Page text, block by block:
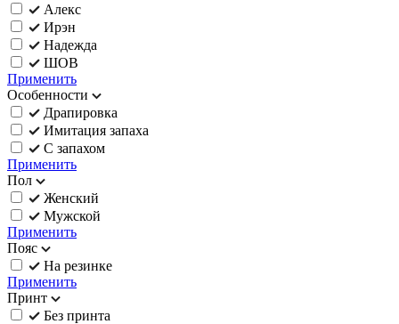
Алекс
Ирэн
Надежда
ШОВ
Применить
Особенности
Драпировка
Имитация запаха
С запахом
Применить
Пол
Женский
Мужской
Применить
Пояс
На резинке
Применить
Принт
Без принта